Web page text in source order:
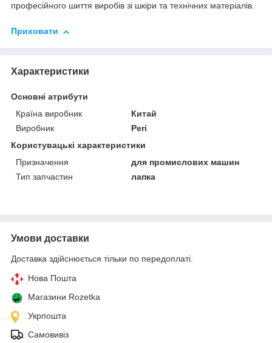
професійного шиття виробів зі шкіри та технічних матеріалів.
Приховати
Характеристики
Основні атрибути
Країна виробник
Китай
Виробник
Peri
Користувацькі характеристики
Призначення
для промислових машин
Тип запчастин
лапка
Умови доставки
Доставка здійснюється тільки по передоплаті.
Нова Пошта
Магазини Rozetka
Укрпошта
Самовивіз